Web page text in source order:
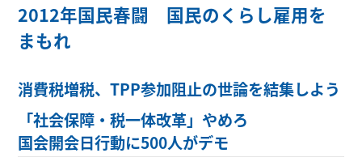
2012年国民春闘 国民のくらし雇用を
まもれ
消費税増税、TPP参加阻止の世論を結集しよう
「社会保障・税一体改革」やめろ
国会開会日行動に500人がデモ